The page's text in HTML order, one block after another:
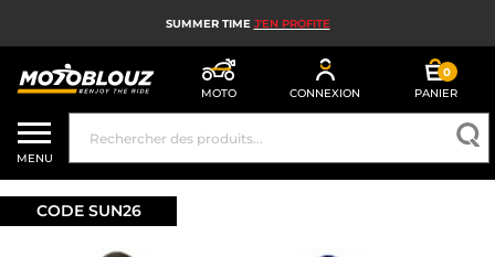
SUMMER TIME J'EN PROFITE
MOTO CONNEXION
0
PANIER
CASQUE MOTO
ÉQUIPEMENT MOTO HOMME
ÉQUIPEMENT MOTO FEMME
MENU
CODE SUN26